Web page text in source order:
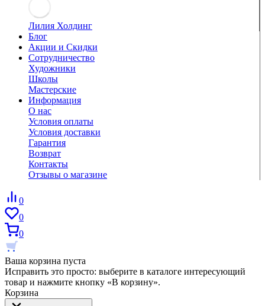
Лилия Холдинг
Блог
Акции и Скидки
Сотрудничество
Художники
Школы
Мастерские
Информация
О нас
Условия оплаты
Условия доставки
Гарантия
Возврат
Контакты
Отзывы о магазине
0
0
0
Ваша корзина пуста
Исправить это просто: выберите в каталоге интересующий
товар и нажмите кнопку «В корзину».
Корзина